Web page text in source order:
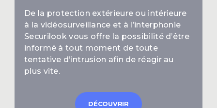
De la protection extérieure ou intérieure
à la vidéosurveillance et à l’interphonie
Securilook vous offre la possibilité d’être
informé à tout moment de toute
tentative d’intrusion afin de réagir au
plus vite.
DÉCOUVRIR